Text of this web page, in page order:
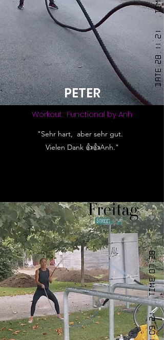
PETER
Workout: Functional by Anh
"Sehr hart, aber sehr gut.
Vielen Dank 👍👍Anh."